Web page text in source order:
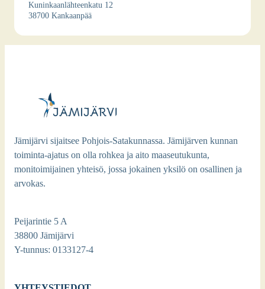
Kunin­kaan­läh­teen­ka­tu 12
38700 Kan­kaan­pää
Jämijärvi sijaitsee Pohjois-Satakunnassa. Jämijärven kunnan
toiminta-ajatus on olla rohkea ja aito maaseutukunta,
monitoimijainen yhteisö, jossa jokainen yksilö on osallinen ja
arvokas.
Peijarintie 5 A
38800 Jämijärvi
Y-tunnus: 0133127-4